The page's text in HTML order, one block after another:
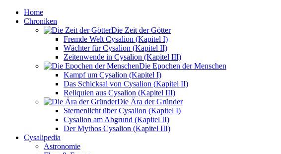
Home
Chroniken
Die Zeit der Götter
Fremde Welt Cysalion (Kapitel I)
Wächter für Cysalion (Kapitel II)
Zeitenwende in Cysalion (Kapitel III)
Die Epochen der Menschen
Kampf um Cysalion (Kapitel I)
Das Schicksal von Cysalion (Kapitel II)
Reliquien aus Cysalion (Kapitel III)
Die Ära der Gründer
Sternenlicht über Cysalion (Kapitel I)
Cysalion am Abgrund (Kapitel II)
Der Mythos Cysalion (Kapitel III)
Cysalipedia
Astronomie